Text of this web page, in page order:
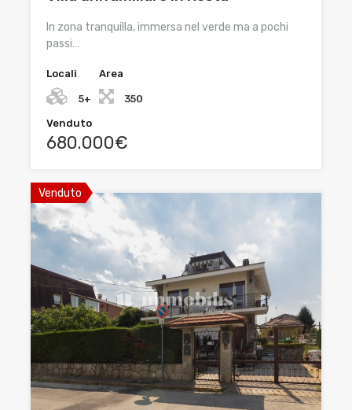
In zona tranquilla, immersa nel verde ma a pochi
passi…
Locali
5+
Area
350
Venduto
680.000€
Venduto